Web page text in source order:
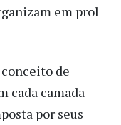
em prol
de
cada camada
por seus